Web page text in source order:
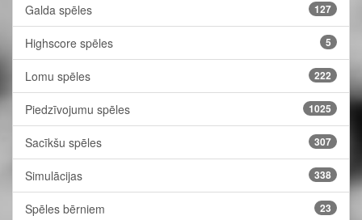
Galda spēles 127
Highscore spēles 5
Lomu spēles 222
Piedzīvojumu spēles 1025
Sacīkšu spēles 307
Simulācijas 338
Spēles bērniem 23